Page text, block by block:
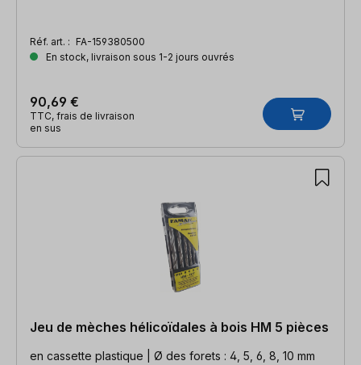
Réf. art. : FA-159380500
En stock, livraison sous 1-2 jours ouvrés
90,69 €
TTC, frais de livraison
en sus
Jeu de mèches hélicoïdales à bois HM 5 pièces
en cassette plastique | Ø des forets : 4, 5, 6, 8, 10 mm